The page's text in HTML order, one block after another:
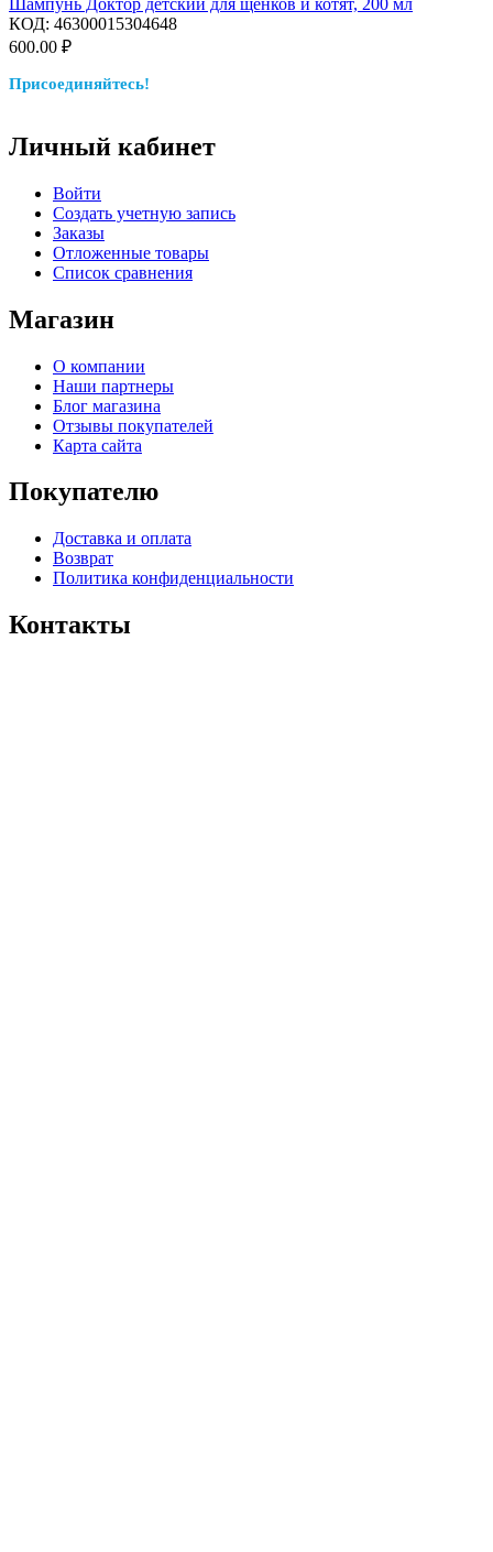
Шампунь Доктор детский для щенков и котят, 200 мл
КОД: 46300015304648
600.00 ₽
Присоединяйтесь!
Личный кабинет
Войти
Создать учетную запись
Заказы
Отложенные товары
Список сравнения
Магазин
О компании
Наши партнеры
Блог магазина
Отзывы покупателей
Карта сайта
Покупателю
Доставка и оплата
Возврат
Политика конфиденциальности
Контакты